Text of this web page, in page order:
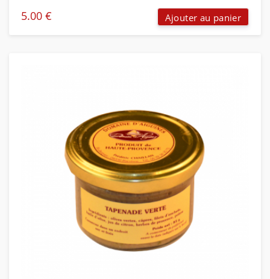
5.00 € Ajouter au panier